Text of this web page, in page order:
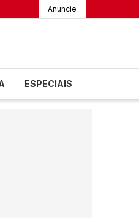
Anuncie
ESPECIAIS